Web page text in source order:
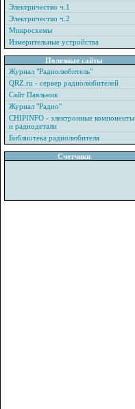
Электричество ч.1
Электричество ч.2
Микросхемы
Измерительные устройства
Полезные сайты
Журнал "Радиолюбитель"
QRZ.ru - сервер радиолюбителей
Сайт Паяльник
Журнал "Радио"
CHIPINFO - электронные компоненты
и радиодетали
Библиотека радиолюбителя
Счетчики